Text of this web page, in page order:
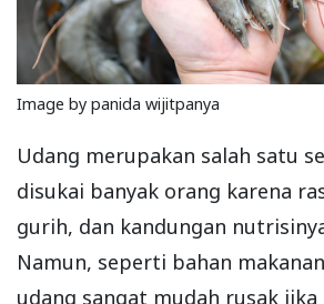
Image by panida wijitpanya
Udang merupakan salah satu
disukai banyak orang karena
gurih, dan kandungan
Namun, seperti bahan
udang sangat mudah rusak